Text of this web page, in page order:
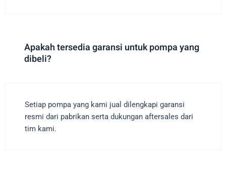
Apakah tersedia garansi untuk pompa yang
dibeli?
Setiap pompa yang kami jual dilengkapi garansi
resmi dari pabrikan serta dukungan aftersales dari
tim kami.